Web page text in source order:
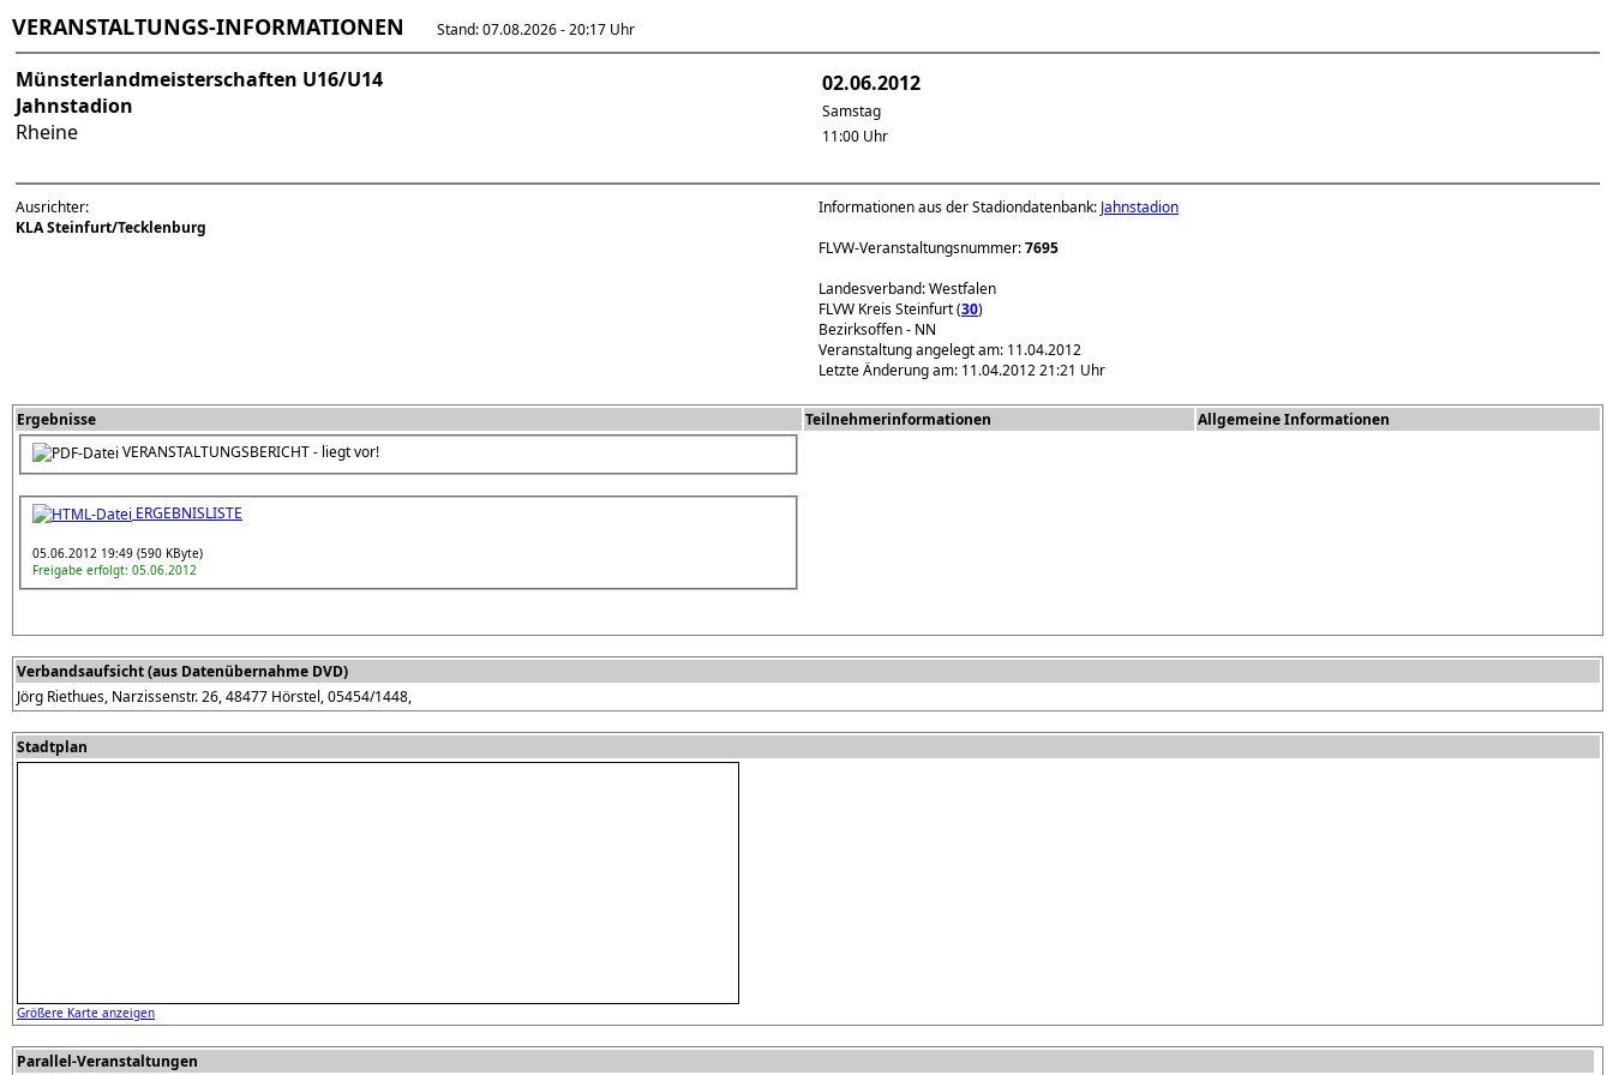
VERANSTALTUNGS-INFORMATIONEN Stand: 07.08.2026 - 20:17 Uhr
Münsterlandmeisterschaften U16/U14
Jahnstadion
Rheine
02.06.2012
Samstag
11:00 Uhr
Ausrichter:
KLA Steinfurt/Tecklenburg
Informationen aus der Stadiondatenbank: Jahnstadion
FLVW-Veranstaltungsnummer:7695
Landesverband: Westfalen
FLVW Kreis Steinfurt (30)
Bezirksoffen - NN
Veranstaltung angelegt am: 11.04.2012
Letzte Änderung am: 11.04.2012 21:21 Uhr
Ergebnisse Teilnehmerinformationen
Allgemeine Informationen
VERANSTALTUNGSBERICHT - liegt vor!
ERGEBNISLISTE
05.06.2012 19:49 (590 KByte)
Freigabe erfolgt: 05.06.2012
Verbandsaufsicht (aus Datenübernahme DVD)
Jörg Riethues, Narzissenstr. 26, 48477 Hörstel, 05454/1448,
Stadtplan
Größere Karte anzeigen
Parallel-Veranstaltungen